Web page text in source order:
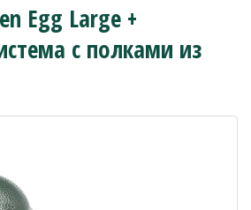
Egg Large +
с полками из